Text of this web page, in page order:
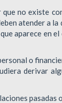
no existe
atender a
aparece en
o
derivar
pasadas